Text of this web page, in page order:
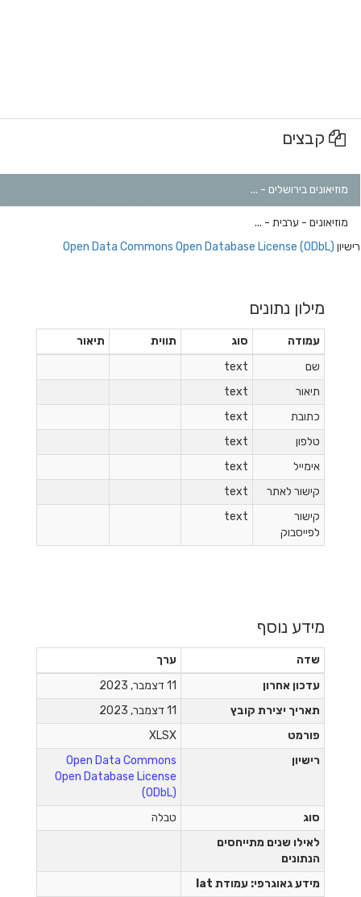
קבצים
מוזיאונים בירושלים - ...
מוזיאונים - ערבית - ...
רישיון Open Data Commons Open Database License (ODbL)
מילון נתונים
עמודה סוג תווית
תיאור
שם
text
תיאור
text
כתובת
text
טלפון
text
אימייל
text
קישור לאתר
text
קישור
לפייסבוק
text
מידע נוסף
שדה
ערך
עדכון אחרון
11 דצמבר, 2023
תאריך יצירת קובץ
11 דצמבר, 2023
פורמט
XLSX
רישיון
Open Data Commons
Open Database License
(ODbL)
סוג
טבלה
לאילו שנים מתייחסים
הנתונים
מידע גאוגרפי: עמודת lat